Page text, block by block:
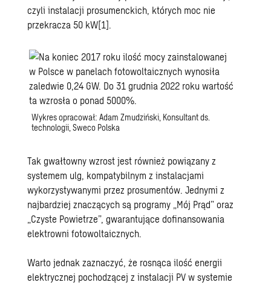
czyli instalacji prosumenckich, których moc nie
przekracza 50 kW[1].
Wykres opracował: Adam Zmudziński, Konsultant ds.
technologii, Sweco Polska
Tak gwałtowny wzrost jest również powiązany z
systemem ulg, kompatybilnym z instalacjami
wykorzystywanymi przez prosumentów. Jednymi z
najbardziej znaczących są programy „Mój Prąd” oraz
„Czyste Powietrze”, gwarantujące dofinansowania
elektrowni fotowoltaicznych.
Warto jednak zaznaczyć, że rosnąca ilość energii
elektrycznej pochodzącej z instalacji PV w systemie